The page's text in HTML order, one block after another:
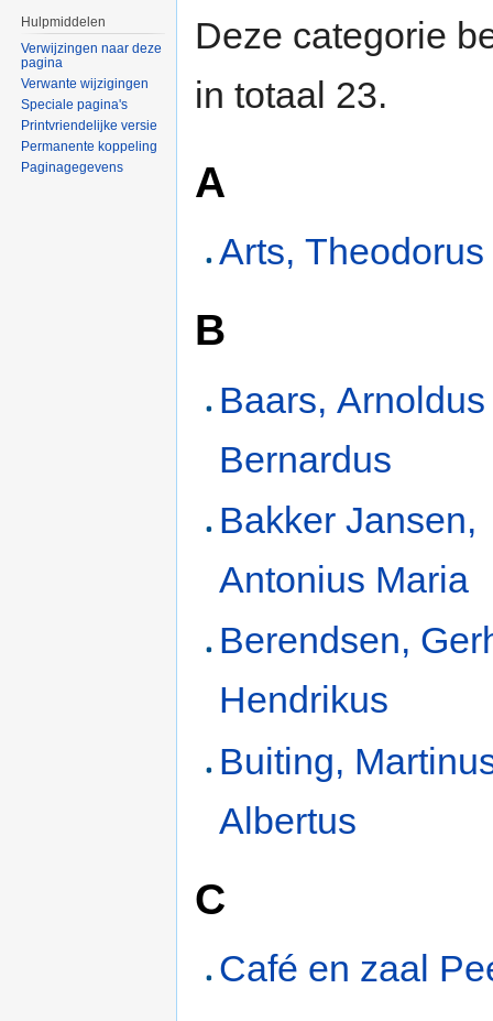
Deze categorie
in totaal 23.
A
Arts,
B
Baars, Arnoldus
Bernardus
Bakker Jansen,
Antonius Maria
Berendsen,
Hendrikus
Buiting,
Albertus
C
Café en zaal
Hulpmiddelen
Verwijzingen naar deze
pagina
Verwante wijzigingen
Speciale pagina's
Printvriendelijke versie
Permanente koppeling
Paginagegevens